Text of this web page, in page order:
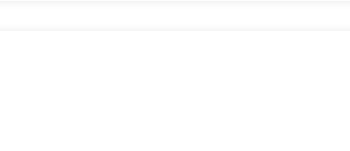
des plateformes et des dApps.